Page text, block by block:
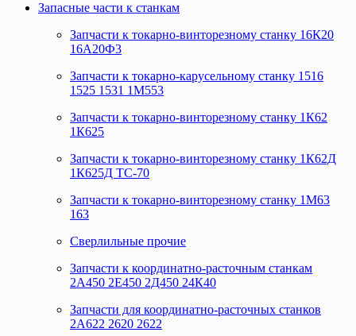
Запасные части к станкам
Запчасти к токарно-винторезному станку 16К20
16А20Ф3
Запчасти к токарно-карусельному станку 1516
1525 1531 1М553
Запчасти к токарно-винторезному станку 1К62
1К625
Запчасти к токарно-винторезному станку 1К62Д
1К625Д ТС-70
Запчасти к токарно-винторезному станку 1М63
163
Сверлильные прочие
Запчасти к координатно-расточным станкам
2А450 2Е450 2Д450 24К40
Запчасти для координатно-расточных станков
2А622 2620 2622